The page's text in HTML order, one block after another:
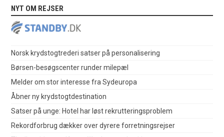
NYT OM REJSER
Norsk krydstogtrederi satser på personalisering
Børsen-besøgscenter runder milepæl
Melder om stor interesse fra Sydeuropa
Åbner ny krydstogtdestination
Satser på unge: Hotel har løst rekrutteringsproblem
Rekordforbrug dækker over dyrere forretningsrejser